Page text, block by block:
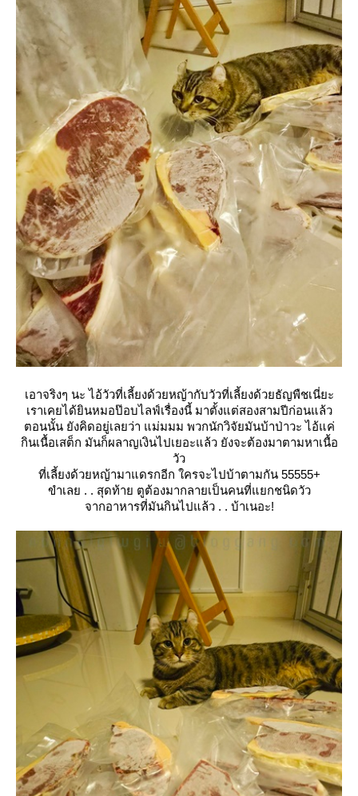
เอาจริงๆ นะ ไอ้วัวที่เลี้ยงด้วยหญ้ากับวัวที่เลี้ยงด้วยธัญพืชเนี่ยะ
เราเคยได้ยินหมอป๊อบไลฟ์เรื่องนี้ มาตั้งแต่สองสามปีก่อนแล้ว
ตอนนั้น ยังคิดอยู่เลยว่า แม่มมม พวกนักวิจัยมันบ้าป่าวะ ไอ้แค่
กินเนื้อเสต็ก มันก็ผลาญเงินไปเยอะแล้ว ยังจะต้องมาตามหาเนื้อ
วัว
ที่เลี้ยงด้วยหญ้ามาแดรกอีก ใครจะไปบ้าตามกัน 55555+
ขำเลย . . สุดท้าย ตูต้องมากลายเป็นคนที่แยกชนิดวัว
จากอาหารที่มันกินไปแล้ว . . บ้าเนอะ!